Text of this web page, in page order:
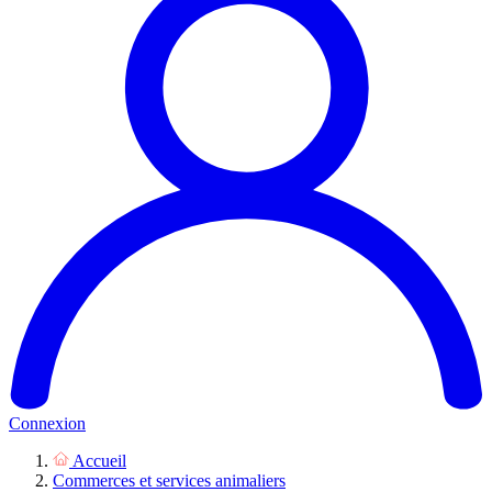
Connexion
Accueil
Commerces et services animaliers